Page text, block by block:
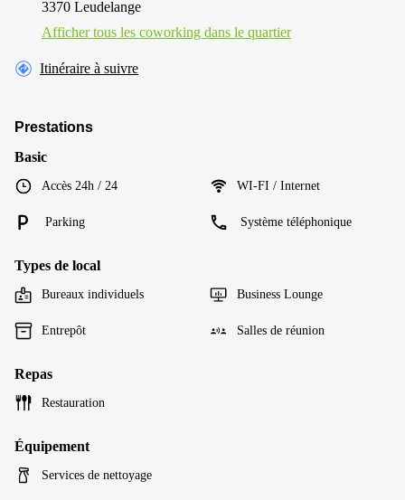
3370 Leudelange
Afficher tous les сoworking dans le quartier
Itinéraire à suivre
Prestations
Basic
Accès 24h / 24 WI-FI / Internet
Parking Système téléphonique
Types de local
Bureaux individuels Business Lounge
Entrepôt Salles de réunion
Repas
Restauration
Équipement
Services de nettoyage